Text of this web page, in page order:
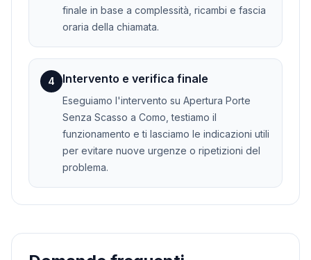
finale in base a complessità, ricambi e fascia
oraria della chiamata.
4 Intervento e verifica finale
Eseguiamo l'intervento su Apertura Porte
Senza Scasso a Como, testiamo il
funzionamento e ti lasciamo le indicazioni utili
per evitare nuove urgenze o ripetizioni del
problema.